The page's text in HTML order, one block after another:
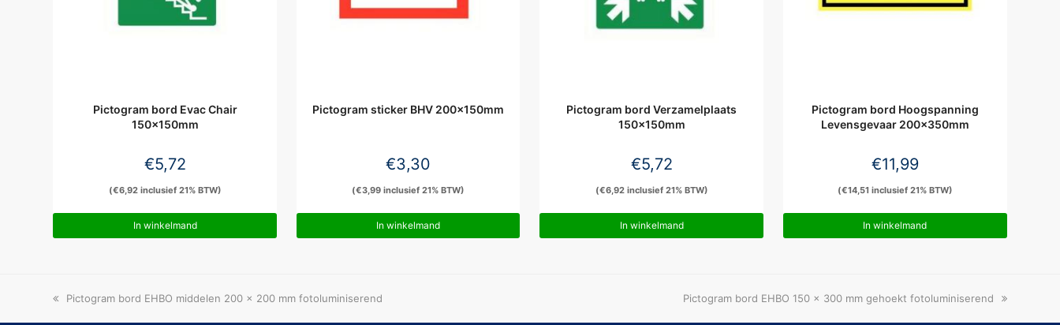
Pictogram bord Evac Chair
150x150mm
€5,72
(€6,92inclusief 21% BTW)
In winkelmand
Pictogram sticker BHV 200x150mm
€3,30
(€3,99 inclusief 21% BTW)
In winkelmand
Pictogram bord Verzamelplaats
150x150mm
€5,72
(€6,92inclusief 21% BTW)
In winkelmand
Pictogram bord Hoogspanning
Levensgevaar 200x350mm
€11,99
(€14,51 inclusief 21% BTW)
In winkelmand
previous
Pictogram bord EHBO middelen 200 x 200 mm fotoluminiserend
next
Pictogram bord EHBO 150 x 300 mm gehoekt fotoluminiserend